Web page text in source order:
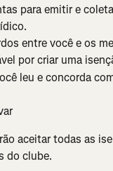
para emitir e
entre você e os
por criar uma
leu e concorda
aceitar todas as
do clube.